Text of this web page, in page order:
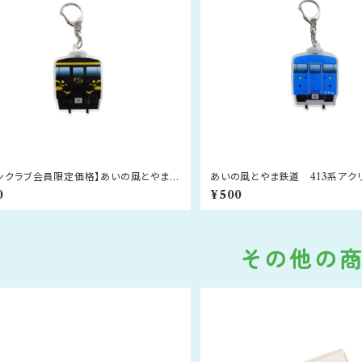
ンクラブ会員限定価格】あいの風とやま鉄
アクリルキーホルダー（とやま絵巻）
あいの風とやま鉄道 413系アク
ダー（北陸地域色）
¥500
その他の